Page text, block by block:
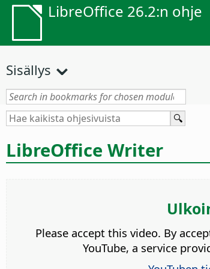
LibreOffice 26.2:n ohje
Sisällys
LibreOffice Writer
Please accept this video. By
YouTube, a service